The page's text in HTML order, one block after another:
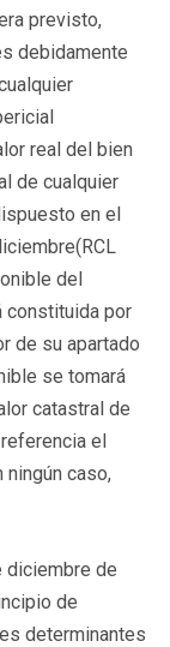
previsto,
debidamente
real del bien
de cualquier
en el
RCL
del
constituida por
de su apartado
se tomará
catastral de
el
ningún caso,
diciembre de
de
determinantes